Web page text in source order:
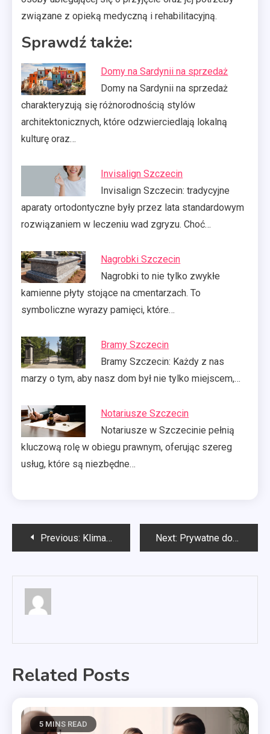
związane z opieką medyczną i rehabilitacyjną.
Sprawdź także:
Domy na Sardynii na sprzedaż
Domy na Sardynii na sprzedaż
charakteryzują się różnorodnością stylów
architektonicznych, które odzwierciedlają lokalną
kulturę oraz…
Invisalign Szczecin
Invisalign Szczecin: tradycyjne
aparaty ortodontyczne były przez lata standardowym
rozwiązaniem w leczeniu wad zgryzu. Choć…
Nagrobki Szczecin
Nagrobki to nie tylko zwykłe
kamienne płyty stojące na cmentarzach. To
symboliczne wyrazy pamięci, które…
Bramy Szczecin
Bramy Szczecin: Każdy z nas
marzy o tym, aby nasz dom był nie tylko miejscem,…
Notariusze Szczecin
Notariusze w Szczecinie pełnią
kluczową rolę w obiegu prawnym, oferując szereg
usług, które są niezbędne…
Nawigacja
Previous: Klimatyzatory Olsztyn Next: Prywatne domy opieki zachodniopomorskie
Related Posts
5 MINS READ